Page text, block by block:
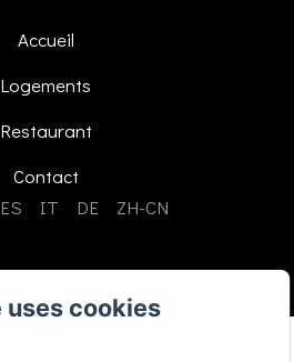
Accueil
Logements
Restaurant
Contact
ES IT DE ZH-CN
index: Loading chunk 1322
cookies